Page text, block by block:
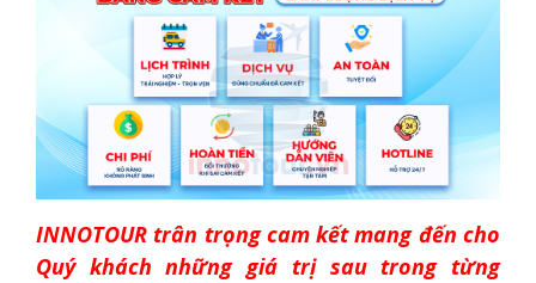
INNOTOUR trân trọng cam kết mang đến cho
Quý khách những giá trị sau trong từng